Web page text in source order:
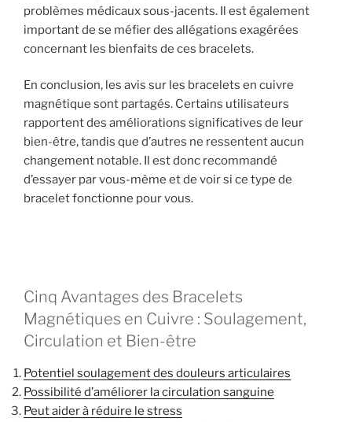
problèmes médicaux sous-jacents. Il est également
important de se méfier des allégations exagérées
concernant les bienfaits de ces bracelets.
En conclusion, les avis sur les bracelets en cuivre
magnétique sont partagés. Certains utilisateurs
rapportent des améliorations significatives de leur
bien-être, tandis que d’autres ne ressentent aucun
changement notable. Il est donc recommandé
d’essayer par vous-même et de voir si ce type de
bracelet fonctionne pour vous.
Cinq Avantages des Bracelets
Magnétiques en Cuivre : Soulagement,
Circulation et Bien-être
Potentiel soulagement des douleurs articulaires
Possibilité d’améliorer la circulation sanguine
Peut aider à réduire le stress